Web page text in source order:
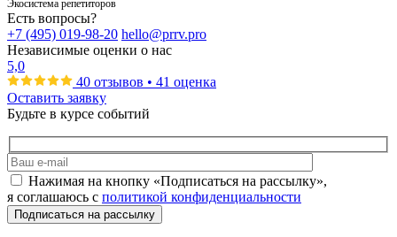
Экосистема репетиторов
Есть вопросы?
+7 (495) 019-98-20 hello@prrv.pro
Независимые оценки о нас
5,0
40 отзывов • 41 оценка
Оставить заявку
Будьте в курсе событий
Нажимая на кнопку «Подписаться на рассылку»,
я соглашаюсь с политикой конфиденциальности